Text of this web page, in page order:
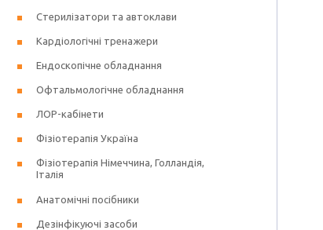
Стерилізатори та автоклави
Кардіологічні тренажери
Ендоскопічне обладнання
Офтальмологічне обладнання
ЛОР-кабінети
Фізіотерапія Україна
Фізіотерапія Німеччина, Голландія,
Італія
Анатомічні посібники
Дезінфікуючі засоби